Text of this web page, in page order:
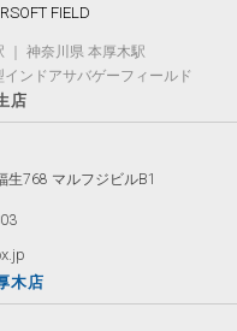
JR福生駅目の前 神奈川・本厚木駅2分
｜ 神奈川県 本厚木駅
ンドアサバゲーフィールド
店
生768 マルフジビルB1
木店